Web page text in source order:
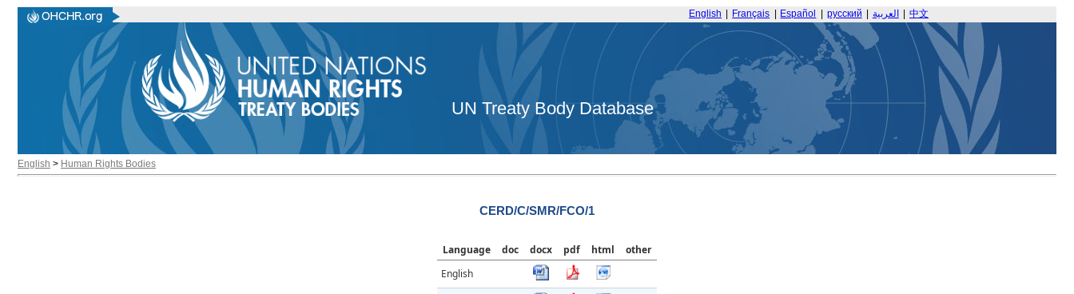
English Français Español русский العربية 中文
UN Treaty Body Database
English > Human Rights Bodies
CERD/C/SMR/FCO/1
Language doc docx pdf html
other
English